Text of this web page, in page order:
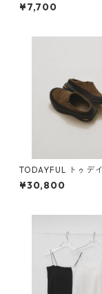
(C/GRY) 12610604
¥7,700
TODAYFUL トゥデ
amsole Leather Sabot
032 M/GRN
¥30,800